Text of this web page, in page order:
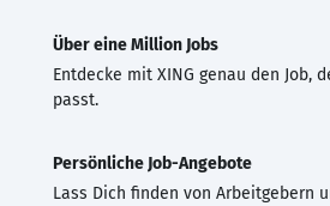
Über eine Million Jobs
Entdecke mit XING genau den Job,
passt.
Persönliche Job-Angebote
Lass Dich finden von Arbeitgebern